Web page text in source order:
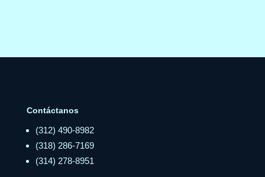
Contáctanos
(312) 490-8982
(318) 286-7169
(314) 278-8951